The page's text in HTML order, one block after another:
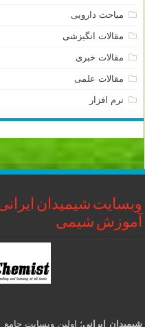
مباحث دارویی
مقالات انگیزشی
مقالات خبری
مقالات علمی
نرم افزار
وبسایت شیمیدان
آموزش شیمی
شیمیدان ایرانی؛ اولین وبسایت